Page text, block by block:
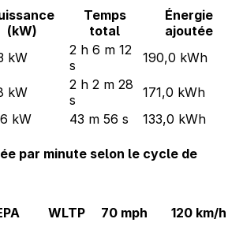
(kW)
Temps
total
Énergie
ajoutée
kW
2 h 6 m 12
s
190,0 kWh
kW
2 h 2 m 28
s
171,0 kWh
kW 43 m 56 s 133,0 kWh
par minute selon le cycle de
WLTP 70 mph 120 km/h